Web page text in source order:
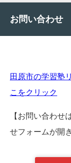
お問い合わせ
田原市の学習塾
こをクリック
【お問い合わせ
せフォームが開